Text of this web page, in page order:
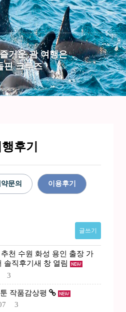
거운 괌 여행은
핀 크루즈
후기
문의 이용후기
글쓰기
천 수원 화성 용인 출장 가
솔직후기새 창 열림
3
작품감상평
3